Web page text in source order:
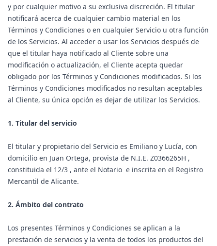
y por cualquier motivo a su exclusiva discreción. El titular
notificará acerca de cualquier cambio material en los
Términos y Condiciones o en cualquier Servicio u otra función
de los Servicios. Al acceder o usar los Servicios después de
que el titular haya notificado al Cliente sobre una
modificación o actualización, el Cliente acepta quedar
obligado por los Términos y Condiciones modificados. Si los
Términos y Condiciones modificados no resultan aceptables
al Cliente, su única opción es dejar de utilizar los Servicios.
1. Titular del servicio
El titular y propietario del Servicio es Emiliano y Lucía, con
domicilio en Juan Ortega, provista de N.I.E. Z0366265H ,
constituida el 12/3 , ante el Notario e inscrita en el Registro
Mercantil de Alicante.
2. Ámbito del contrato
Los presentes Términos y Condiciones se aplican a la
prestación de servicios y la venta de todos los productos del